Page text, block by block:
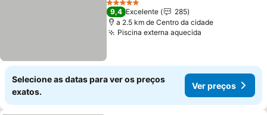
5 Estrelas
9,4 Excelente
285
a 2.5 km de Centro da cidade
Piscina externa aquecida
Selecione as datas para ver os preços
exatos.
Ver preços